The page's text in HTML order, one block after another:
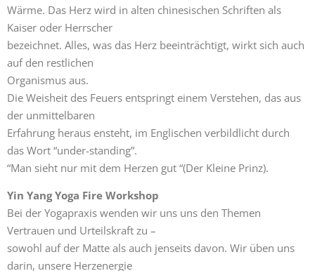
Wärme. Das Herz wird in alten chinesischen Schriften als
Kaiser oder Herrscher
bezeichnet. Alles, was das Herz beeinträchtigt, wirkt sich auch
auf den restlichen
Organismus aus.
Die Weisheit des Feuers entspringt einem Verstehen, das aus
der unmittelbaren
Erfahrung heraus ensteht, im Englischen verbildlicht durch
das Wort “under-standing”.
“Man sieht nur mit dem Herzen gut “(Der Kleine Prinz).
Yin Yang Yoga Fire Workshop
Bei der Yogapraxis wenden wir uns uns den Themen
Vertrauen und Urteilskraft zu –
sowohl auf der Matte als auch jenseits davon. Wir üben uns
darin, unsere Herzenergie